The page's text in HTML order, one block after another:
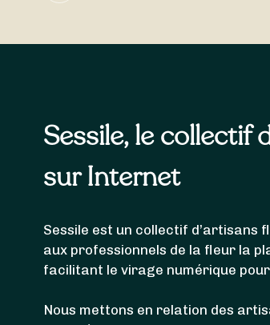
livrer votre bouquet de fleurs à
Sessile, le collectif
sur Internet
Sessile est un collectif d’artisans
aux professionnels de la fleur la
facilitant le virage numérique
Nous mettons en relation des